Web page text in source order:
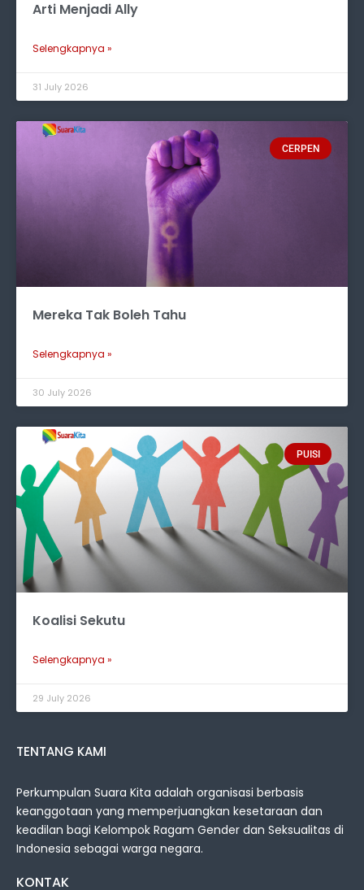
Arti Menjadi Ally
Selengkapnya »
31 July 2026
CERPEN
Mereka Tak Boleh Tahu
Selengkapnya »
30 July 2026
PUISI
Koalisi Sekutu
Selengkapnya »
29 July 2026
TENTANG KAMI
Perkumpulan Suara Kita adalah organisasi berbasis
keanggotaan yang memperjuangkan kesetaraan dan
keadilan bagi Kelompok Ragam Gender dan Seksualitas di
Indonesia sebagai warga negara.
KONTAK